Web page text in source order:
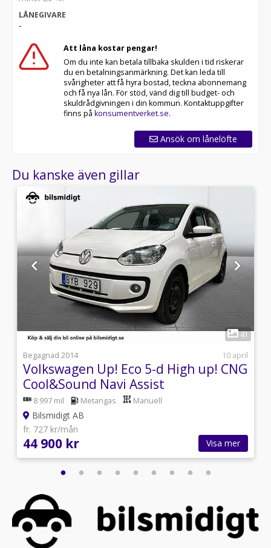
- Vi erbjuder privatleasing för privatpersoner
- Möjlighet till 0 kr i kontantinsats för företag
- Vi köper även in eller byter in din nuvarande bil
- Alla våra bilar inspekteras noga innan annonsering
- Möjlighet till reservation av bil via betalning av
deposition
- Betalning via Swish, banköverföring eller 30-dagars
- Vi erbjuder marknadens bästa garantier i upp till 72
LÅNEGIVARE
-
Att låna kostar pengar!
Om du inte kan betala tillbaka skulden i tid riskerar
du en betalningsanmärkning. Det kan leda till
svårigheter att få hyra bostad, teckna abonnemang
och få nya lån. För stöd, vänd dig till budget- och
skuldrådgivningen i din kommun. Kontaktuppgifter
finns på konsumentverket.se.
Ansök om lånelöfte
Du kanske även gillar
1
41
Begagnad 2014
10 april
Volkswagen Up! Eco 5-d High up! CNG
Cool&Sound Navi Assist
8 997 mil Metangas Manuell
Bilsmidigt AB
fr. 727 kr/mån
44 900 kr Visa mer